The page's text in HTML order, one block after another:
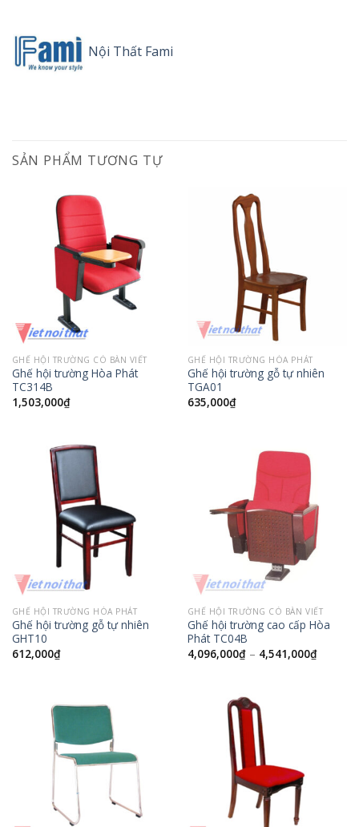
Nội Thất Fami
SẢN PHẨM TƯƠNG TỰ
GHẾ HỘI TRƯỜNG CÓ BÀN VIẾT
Ghế hội trường Hòa Phát
TC314B
1,503,000₫
GHẾ HỘI TRƯỜNG HÒA PHÁT
Ghế hội trường gỗ tự nhiên
TGA01
635,000₫
GHẾ HỘI TRƯỜNG HÒA PHÁT
Ghế hội trường gỗ tự nhiên
GHT10
612,000₫
GHẾ HỘI TRƯỜNG CÓ BÀN VIẾT
Ghế hội trường cao cấp Hòa
Phát TC04B
4,096,000₫– 4,541,000₫